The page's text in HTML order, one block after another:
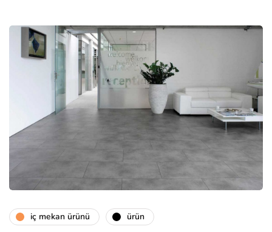
i̇ç mekan ürünü ürün